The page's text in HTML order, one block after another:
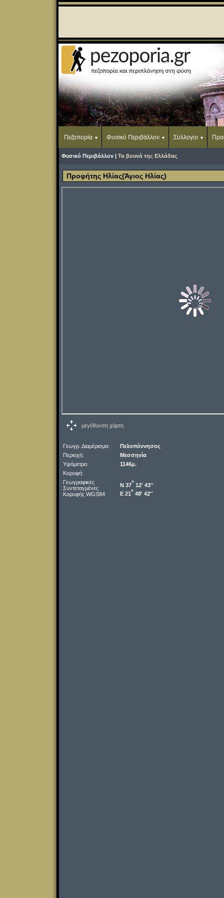
Πεζοπορία Φυσικό Περιβάλλον Σύλλογοι
Φυσικό Περιβάλλον | Τα βουνά της Ελλάδας
Προφήτης Ηλίας(Άγιος Ηλίας)
μεγέθυνση χάρτη
Γεωγρ. Διαμέρισμα:
Πελοπόννησος
Περιοχή:
Μεσσηνία
Υψόμετρο:
1146μ.
Κορυφή:
Γεωγραφικές
Συντεταγμένες
Κορυφής WGS84
Ν 37
o
12' 43''
Ε 21
o
48' 42''